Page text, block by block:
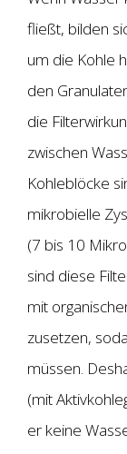
fließt, bilden
um die Kohle
den
die
zwischen
Kohleblöcke
mikrobielle
(7 bis 10
sind diese
mit
zusetzen,
müssen.
(mit
er keine